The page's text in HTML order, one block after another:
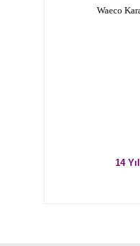
Waeco
14